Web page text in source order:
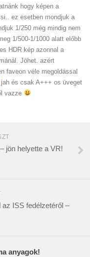
hogy képen a
ez esetben mondjuk a
1/250 még mindig nem
1/500-1/1000 alatt előbb
HDR kép azonnal a
Jöhet. azért
faveon véle megoldással
jah és csak A+++ os üveget
vazze
jön helyette a VR!
ISS fedélzetéről –
anyagok!